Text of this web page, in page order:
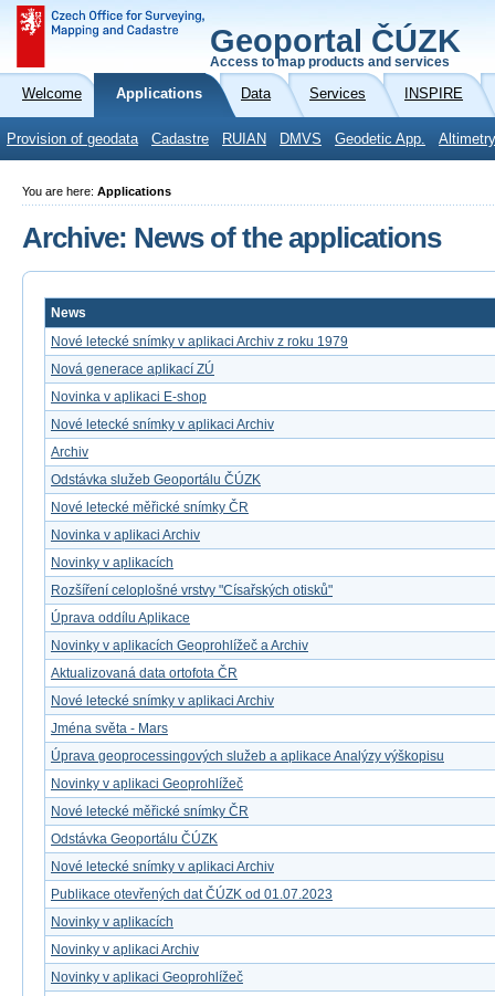
Geoportal ČÚZK
Access to map products and services
Welcome Applications Data Services INSPIRE
Provision of geodata Cadastre RUIAN DMVS Geodetic App.
You are here: Applications
Archive: News of the applications
News
Nové letecké snímky v aplikaci Archiv z roku 1979
Nová generace aplikací ZÚ
Novinka v aplikaci E-shop
Nové letecké snímky v aplikaci Archiv
Archiv
Odstávka služeb Geoportálu ČÚZK
Nové letecké měřické snímky ČR
Novinka v aplikaci Archiv
Novinky v aplikacích
Rozšíření celoplošné vrstvy "Císařských otisků"
Úprava oddílu Aplikace
Novinky v aplikacích Geoprohlížeč a Archiv
Aktualizovaná data ortofota ČR
Nové letecké snímky v aplikaci Archiv
Jména světa - Mars
Úprava geoprocessingových služeb a aplikace Analýzy výškopisu
Novinky v aplikaci Geoprohlížeč
Nové letecké měřické snímky ČR
Odstávka Geoportálu ČÚZK
Nové letecké snímky v aplikaci Archiv
Publikace otevřených dat ČÚZK od 01.07.2023
Novinky v aplikacích
Novinky v aplikaci Archiv
Novinky v aplikaci Geoprohlížeč